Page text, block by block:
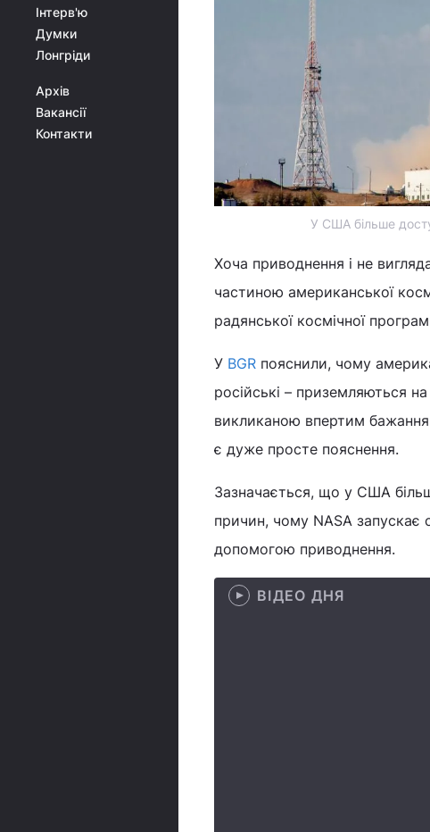
Інтерв'ю
Думки
Лонгріди
Архів
Вакансії
Контакти
У США більше
Хоча приводнення і не
частиною американської
радянської космічної
У BGR пояснили, чому
російські – приземляються
викликаною впертим
є дуже просте пояснення.
Зазначається, що у США
причин, чому NASA запускає
допомогою приводнення.
ВІДЕО ДНЯ